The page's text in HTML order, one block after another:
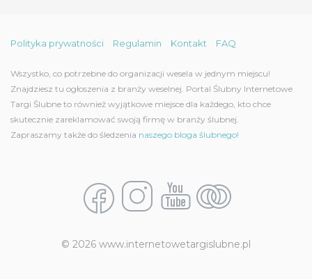
Polityka prywatności Regulamin Kontakt FAQ
Wszystko, co potrzebne do organizacji wesela w jednym miejscu!
Znajdziesz tu ogłoszenia z branży weselnej. Portal Ślubny Internetowe
Targi Ślubne to również wyjątkowe miejsce dla każdego, kto chce
skutecznie zareklamować swoją firmę w branży ślubnej.
Zapraszamy także do śledzenia naszego bloga ślubnego!
© 2026 www.internetowetargislubne.pl